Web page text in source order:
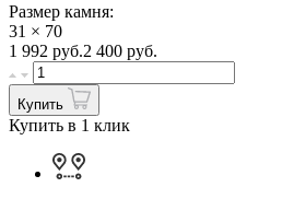
Размер камня:
31 × 70
1 992 руб.2 400 руб.
Купить
Купить в 1 клик